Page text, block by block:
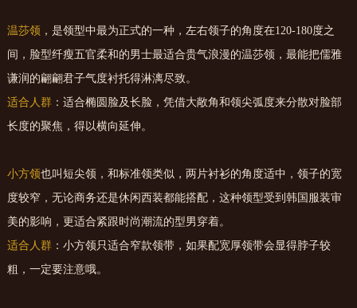
温莎领 ，是领型中最为正式的一种，左右领子的角度在120-180度之
间，脸型纤瘦五官柔和的男士最适合贵气浪漫的温莎领，最能把儒雅
谦润的翩翩君子气度衬托得淋漓尽致。
适合人群：适合椭圆脸及长脸，凭借大敞角和领尖弧度来分散对脸部
长度的聚焦，得以横向延伸。
小方领也叫短尖领，和标准领类似，两片衬衫的角度适中，领子的宽
度较窄，无论商务还是休闲西装都能搭配，这种领型受到韩国服装审
美的影响，更适合紧跟时尚潮流的型男穿着。
适合人群：小方领只适合窄款领带，如果配宽厚领带会显得脖子较
粗，一定要注意哦。